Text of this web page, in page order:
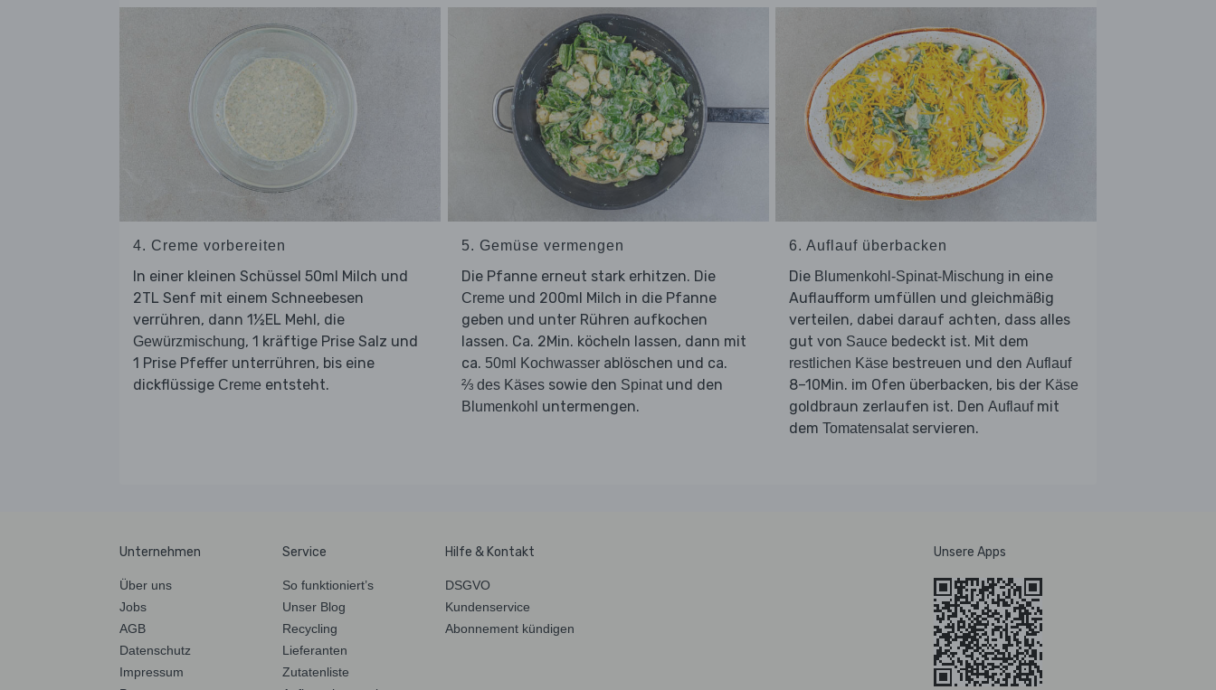
4. Creme vorbereiten
In einer kleinen Schüssel 50ml Milch und
2TL Senf mit einem Schneebesen
verrühren, dann 1½EL Mehl, die
Gewürzmischung, 1 kräftige Prise Salz und
1 Prise Pfeffer unterrühren, bis eine
dickflüssige Creme entsteht.
5. Gemüse vermengen
Die Pfanne erneut stark erhitzen. Die
Creme und 200ml Milch in die Pfanne
geben und unter Rühren aufkochen
lassen. Ca. 2Min. köcheln lassen, dann mit
ca. 50ml Kochwasserablöschen und ca.
⅔ des Käsessowie den Spinatund den
Blumenkohl untermengen.
6. Auflauf überbacken
Die Blumenkohl-Spinat-Mischung in eine
Auflaufform umfüllen und gleichmäßig
verteilen, dabei darauf achten, dass alles
gut von Sauce bedeckt ist. Mit dem
restlichen Käse bestreuen und den Auflauf
8–10Min. im Ofen überbacken, bis der Käse
goldbraun zerlaufen ist. Den Auflaufmit
dem Tomatensalat servieren.
Unternehmen
Über uns
Jobs
AGB
Datenschutz
Impressum
Service
So funktioniert’s
Unser Blog
Recycling
Lieferanten
Zutatenliste
Hilfe & Kontakt
DSGVO
Kundenservice
Abonnement kündigen
Unsere Apps